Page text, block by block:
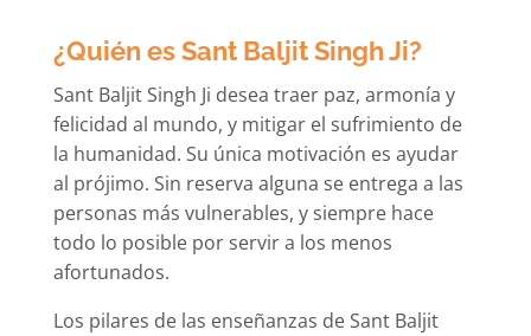
¿Quién es Sant Baljit Singh Ji?
Sant Baljit Singh Ji desea traer paz, armonía y
felicidad al mundo, y mitigar el sufrimiento de
la humanidad. Su única motivación es ayudar
al prójimo. Sin reserva alguna se entrega a las
personas más vulnerables, y siempre hace
todo lo posible por servir a los menos
afortunados.
Los pilares de las enseñanzas de Sant Baljit